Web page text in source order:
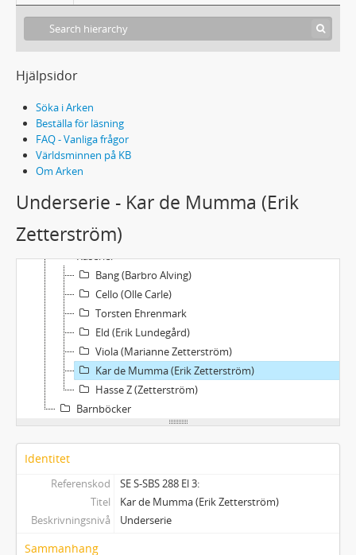
Hjälpsidor
Söka i Arken
Beställa för läsning
FAQ - Vanliga frågor
Världsminnen på KB
Om Arken
Underserie - Kar de Mumma (Erik
Zetterström)
288 El 3 - Anders Eldemans boksamling
Diverse nöje (TV, Cirkus, Nöjesparker, m.m.)
Familjen Taube
Kåserier
Bang (Barbro Alving)
Cello (Olle Carle)
Torsten Ehrenmark
Eld (Erik Lundegård)
Viola (Marianne Zetterström)
Kar de Mumma (Erik Zetterström)
Hasse Z (Zetterström)
Barnböcker
Identitet
Referenskod
SE S-SBS 288 El 3:
Titel
Kar de Mumma (Erik Zetterström)
Beskrivningsnivå
Underserie
Sammanhang